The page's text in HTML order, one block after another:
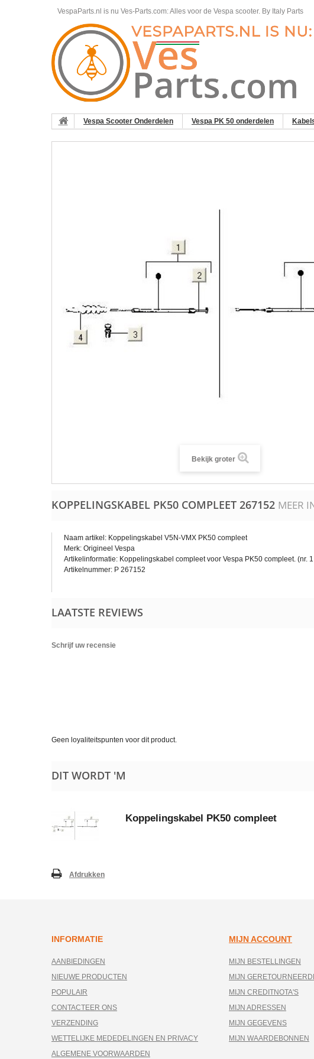
VespaParts.nl is nu Ves-Parts.com: Alles voor de Vespa scooter. By Italy Parts
Vespa Scooter Onderdelen Vespa PK 50 onderdelen
Bekijk groter
KOPPELINGSKABEL PK50 COMPLEET 267152 MEER
Naam artikel: Koppelingskabel V5N-VMX PK50 compleet
Merk: Origineel Vespa
Artikelinformatie: Koppelingskabel compleet voor Vespa PK50 compleet. (nr.
Artikelnummer: P 267152
LAATSTE REVIEWS
Schrijf uw recensie
Geen loyaliteitspunten voor dit product.
DIT WORDT 'M
Koppelingskabel PK50 compleet
Afdrukken
INFORMATIE
AANBIEDINGEN
NIEUWE PRODUCTEN
POPULAIR
CONTACTEER ONS
VERZENDING
WETTELIJKE MEDEDELINGEN EN PRIVACY
ALGEMENE VOORWAARDEN
MIJN ACCOUNT
MIJN BESTELLINGEN
MIJN
MIJN CREDITNOTA'S
MIJN ADRESSEN
MIJN GEGEVENS
MIJN WAARDEBONNEN